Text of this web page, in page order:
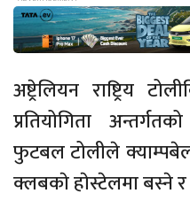
अष्ट्रेलियन राष्ट्रिय
प्रतियोगिता
फुटबल टोलीले
क्लबकाे हाेस्टेलमा बस्ने